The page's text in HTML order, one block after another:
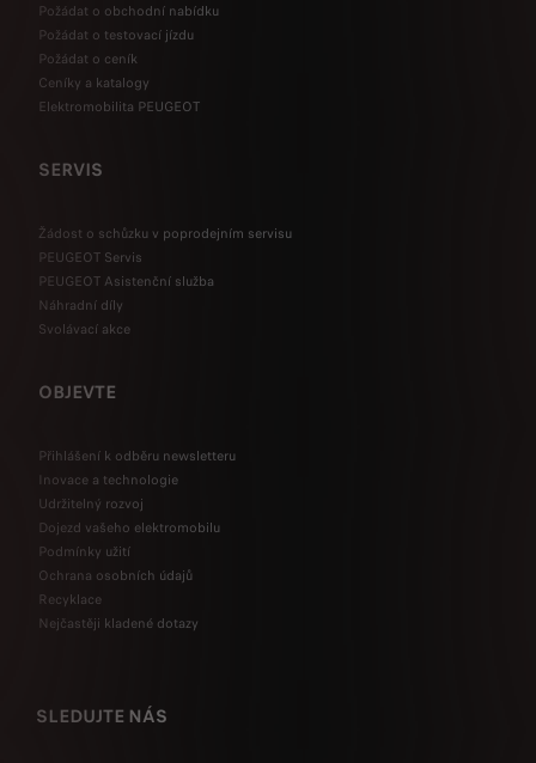
Požádat o obchodní nabídku
Požádat o testovací jízdu
Požádat o ceník
Ceníky a katalogy
Elektromobilita PEUGEOT
SERVIS
Žádost o schůzku v poprodejním servisu
PEUGEOT Servis
PEUGEOT Asistenční služba
Náhradní díly
Svolávací akce
OBJEVTE
Přihlášení k odběru newsletteru
Inovace a technologie
Udržitelný rozvoj
Dojezd vašeho elektromobilu
Podmínky užití
Ochrana osobních údajů
Recyklace
Nejčastěji kladené dotazy
SLEDUJTE NÁS